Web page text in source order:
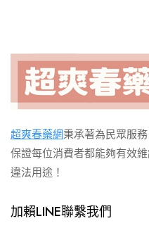
超爽春藥網秉承著為民眾服
保證每位消費者都能夠有效
違法用途！
加賴LINE聯繫我們